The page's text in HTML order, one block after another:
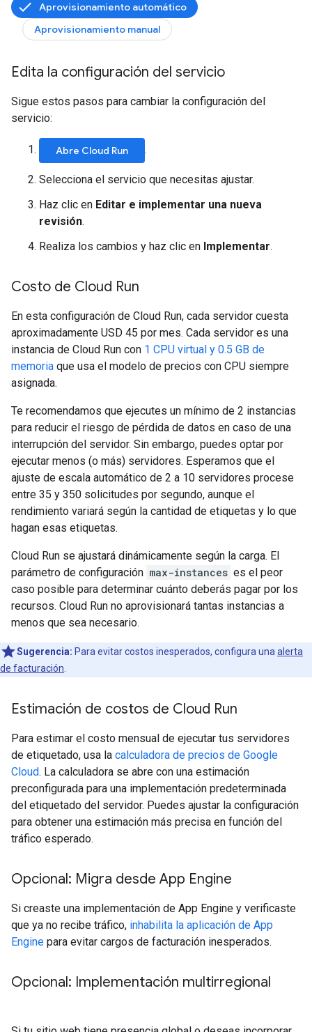
Aprovisionamiento automático
Aprovisionamiento manual
Edita la configuración del servicio
Sigue estos pasos para cambiar la configuración del
servicio:
Abre Cloud Run .
Selecciona el servicio que necesitas ajustar.
Haz clic en Editar e implementar una nueva
revisión.
Realiza los cambios y haz clic en Implementar.
Costo de Cloud Run
En esta configuración de Cloud Run, cada servidor cuesta
aproximadamente USD 45 por mes. Cada servidor es una
instancia de Cloud Run con 1 CPU virtual y 0.5 GB de
memoria que usa el modelo de precios con CPU siempre
asignada.
Te recomendamos que ejecutes un mínimo de 2 instancias
para reducir el riesgo de pérdida de datos en caso de una
interrupción del servidor. Sin embargo, puedes optar por
ejecutar menos (o más) servidores. Esperamos que el
ajuste de escala automático de 2 a 10 servidores procese
entre 35 y 350 solicitudes por segundo, aunque el
rendimiento variará según la cantidad de etiquetas y lo que
hagan esas etiquetas.
Cloud Run se ajustará dinámicamente según la carga. El
parámetro de configuración max-instances es el peor
caso posible para determinar cuánto deberás pagar por los
recursos. Cloud Run no aprovisionará tantas instancias a
menos que sea necesario.
Sugerencia: Para evitar costos inesperados, configura una alerta
de facturación
Estimación de costos de Cloud Run
Para estimar el costo mensual de ejecutar tus servidores
de etiquetado, usa la calculadora de precios de Google
Cloud. La calculadora se abre con una estimación
preconfigurada para una implementación predeterminada
del etiquetado del servidor. Puedes ajustar la configuración
para obtener una estimación más precisa en función del
tráfico esperado.
Opcional: Migra desde App Engine
Si creaste una implementación de App Engine y verificaste
que ya no recibe tráfico, inhabilita la aplicación de App
Engine para evitar cargos de facturación inesperados.
Opcional: Implementación multirregional